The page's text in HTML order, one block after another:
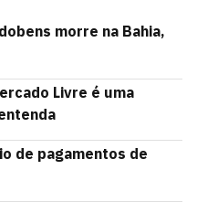
morre na Bahia,
Livre é uma
de pagamentos de